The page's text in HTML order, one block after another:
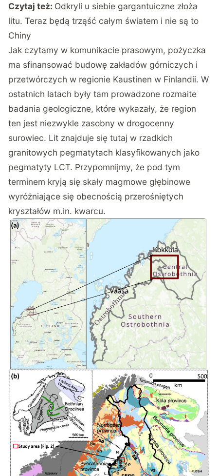
Czytaj też: Odkryli u siebie gargantuiczne złoża
litu. Teraz będą trząść całym światem i nie są to
Chiny
Jak czytamy w komunikacie prasowym, pożyczka
ma sfinansować budowę zakładów górniczych i
przetwórczych w regionie Kaustinen w Finlandii. W
ostatnich latach były tam prowadzone rozmaite
badania geologiczne, które wykazały, że region
ten jest niezwykle zasobny w drogocenny
surowiec. Lit znajduje się tutaj w rzadkich
granitowych pegmatytach klasyfikowanych jako
pegmatyty LCT. Przypomnijmy, że pod tym
terminem kryją się skały magmowe głębinowe
wyróżniające się obecnością przerośniętych
kryształów m.in. kwarcu.